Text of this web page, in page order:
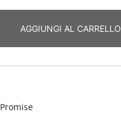
AGGIUNGI AL CARRELLO
Promise